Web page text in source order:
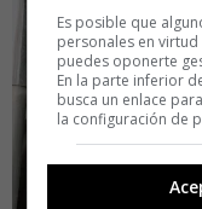
Es posible que
personales en
puedes oponerte
En la parte inferior
busca un enlace
la configuración de